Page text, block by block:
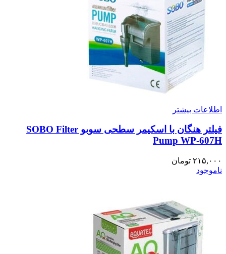
اطلاعات بیشتر
فیلتر هنگان با اسکیمر سطحی سوبو SOBO Filter
Pump WP-607H
۲۱۵,۰۰۰ تومان
ناموجود